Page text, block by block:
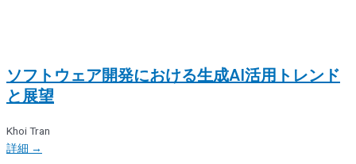
ソフトウェア開発における生成AI活用トレンド
と展望
Khoi Tran
詳細 →